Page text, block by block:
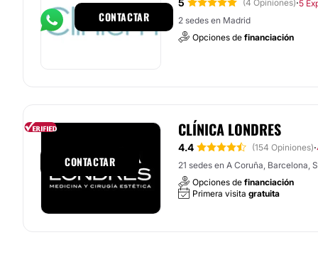
5 (4 Opiniones)·5
2 sedes en Madrid
Opciones de financiación
CONTACTAR
CLÍNICA LONDRES
4.4 (154 Opiniones)·
21 sedes en A Coruña, Barcelona,
Opciones de financiación
Primera visita gratuita
CONTACTAR